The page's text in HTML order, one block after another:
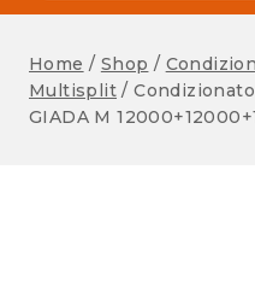
Home / Shop /
Multisplit /
GIADA M